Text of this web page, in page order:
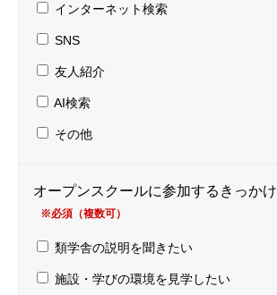
インターネット検索
SNS
友人紹介
AI検索
その他
オープンスクールに参加するきっかけ
※必須（複数可）
類学舎の説明を聞きたい
施設・学びの環境を見学したい